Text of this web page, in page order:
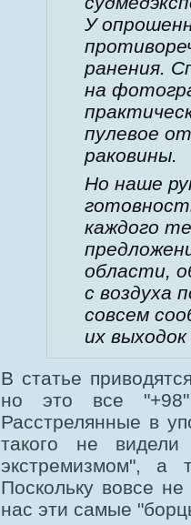
У
ранения.
на
пулевое
раковины.
Но наше
каждого
области,
с воздуха
совсем
их
В статье
но это все
Расстрелянные в
такого не
экстремизмом", а
Поскольку вовсе
нас эти самые